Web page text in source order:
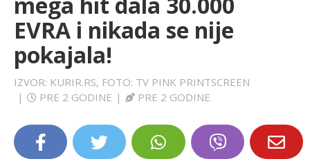
LIFESTYLE
EXTRA
EVRA i nikada se nije
pokajala!
IZVOR: KURIR.RS, FOTO: TV PINK PRINTSCREEN
|
PRE 2 GODINE | PRE 2 GODINE